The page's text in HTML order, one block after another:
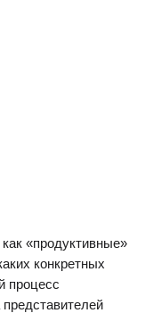
«продуктивные»
конкретных
процесс